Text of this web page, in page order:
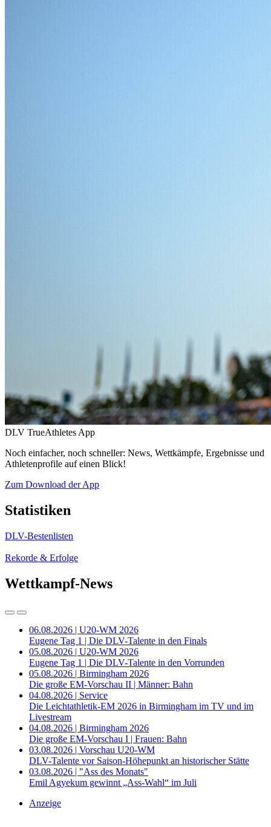
DLV TrueAthletes App
Noch einfacher, noch schneller: News, Wettkämpfe, Ergebnisse und
Athletenprofile auf einen Blick!
Zum Download der App
Statistiken
DLV-Bestenlisten
Rekorde & Erfolge
Wettkampf-News
06.08.2026 | U20-WM 2026
Eugene Tag 1 | Die DLV-Talente in den Finals
05.08.2026 | U20-WM 2026
Eugene Tag 1 | Die DLV-Talente in den Vorrunden
05.08.2026 | Birmingham 2026
Die große EM-Vorschau II | Männer: Bahn
04.08.2026 | Service
Die Leichtathletik-EM 2026 in Birmingham im TV und im
Livestream
04.08.2026 | Birmingham 2026
Die große EM-Vorschau I | Frauen: Bahn
03.08.2026 | Vorschau U20-WM
DLV-Talente vor Saison-Höhepunkt an historischer Stätte
03.08.2026 | "Ass des Monats"
Emil Agyekum gewinnt „Ass-Wahl“ im Juli
Anzeige